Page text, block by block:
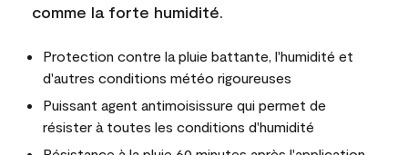
comme la forte humidité.
Protection contre la pluie battante, l'humidité et
d'autres conditions météo rigoureuses
Puissant agent antimoisissure qui permet de
résister à toutes les conditions d'humidité